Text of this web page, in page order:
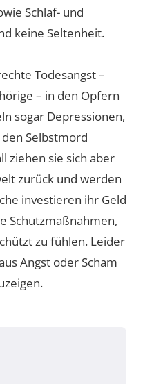
Schlaf- und
keine Seltenheit.
Todesangst –
– in den Opfern
sogar Depressionen,
Selbstmord
ziehen sie sich aber
zurück und werden
investieren ihr Geld
Schutzmaßnahmen,
zu fühlen. Leider
Angst oder Scham